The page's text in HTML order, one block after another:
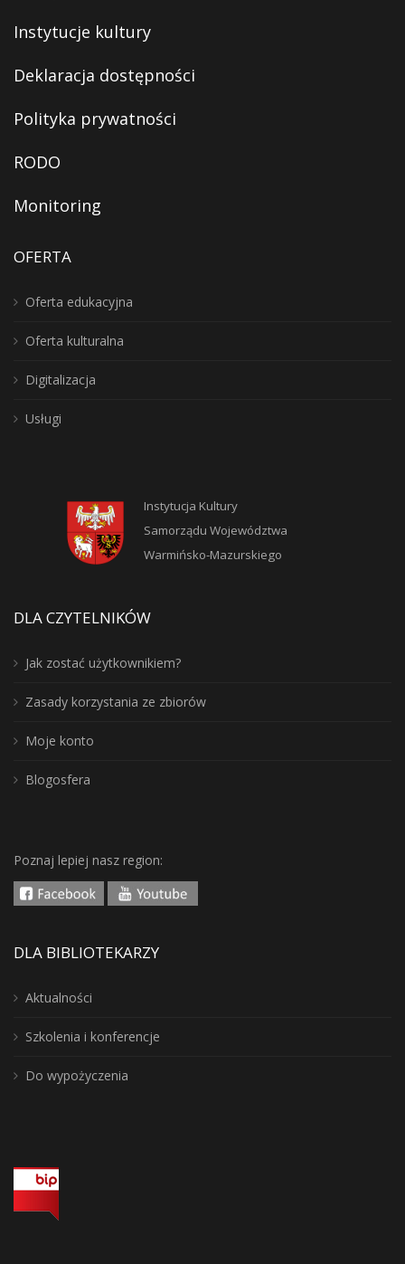
Instytucje kultury
Deklaracja dostępności
Polityka prywatności
RODO
Monitoring
OFERTA
Oferta edukacyjna
Oferta kulturalna
Digitalizacja
Usługi
Instytucja Kultury
Samorządu Województwa
Warmińsko-Mazurskiego
DLA CZYTELNIKÓW
Jak zostać użytkownikiem?
Zasady korzystania ze zbiorów
Moje konto
Blogosfera
Poznaj lepiej nasz region:
DLA BIBLIOTEKARZY
Aktualności
Szkolenia i konferencje
Do wypożyczenia